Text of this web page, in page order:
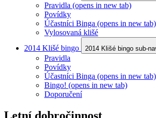
Pravidla (opens in new tab)
Povídky
Účastníci Binga (opens in new tab)
Vylosovaná klišé
2014 Klišé bingo
2014 Klišé bingo sub-
Pravidla
Povídky
Účastníci Binga (opens in new tab)
Bingo! (opens in new tab)
Doporučení
Letní dobročinnost